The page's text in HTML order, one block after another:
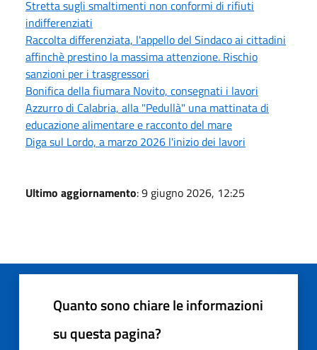
Stretta sugli smaltimenti non conformi di rifiuti
indifferenziati
Raccolta differenziata, l'appello del Sindaco ai cittadini
affinchè prestino la massima attenzione. Rischio
sanzioni per i trasgressori
Bonifica della fiumara Novito, consegnati i lavori
Azzurro di Calabria, alla "Pedullà" una mattinata di
educazione alimentare e racconto del mare
Diga sul Lordo, a marzo 2026 l'inizio dei lavori
Ultimo aggiornamento: 9 giugno 2026, 12:25
Quanto sono chiare le informazioni
su questa pagina?